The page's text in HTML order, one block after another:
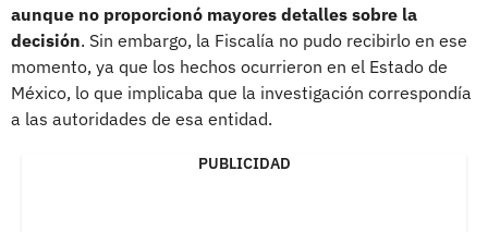
aunque no proporcionó mayores detalles sobre la
decisión. Sin embargo, la Fiscalía no pudo recibirlo en ese
momento, ya que los hechos ocurrieron en el Estado de
México, lo que implicaba que la investigación correspondía
a las autoridades de esa entidad.
PUBLICIDAD